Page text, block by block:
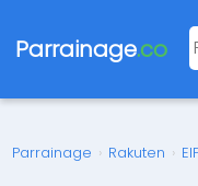
Parrainage.co
Parrainage › Rakuten ›